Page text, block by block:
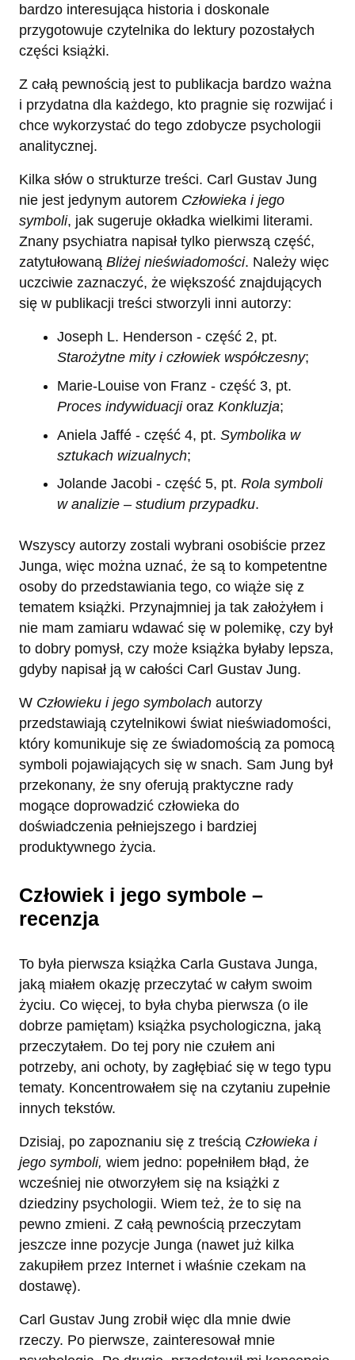
bardzo interesująca historia i doskonale
przygotowuje czytelnika do lektury pozostałych
części książki.
Z całą pewnością jest to publikacja bardzo ważna
i przydatna dla każdego, kto pragnie się rozwijać i
chce wykorzystać do tego zdobycze psychologii
analitycznej.
Kilka słów o strukturze treści. Carl Gustav Jung
nie jest jedynym autorem Człowieka i jego
symboli, jak sugeruje okładka wielkimi literami.
Znany psychiatra napisał tylko pierwszą część,
zatytułowaną Bliżej nieświadomości. Należy więc
uczciwie zaznaczyć, że większość znajdujących
się w publikacji treści stworzyli inni autorzy:
Joseph L. Henderson - część 2, pt.
Starożytne mity i człowiek współczesny;
Marie-Louise von Franz - część 3, pt.
Proces indywiduacjioraz Konkluzja;
Aniela Jaffé - część 4, pt. Symbolika w
sztukach wizualnych;
Jolande Jacobi - część 5, pt. Rola symboli
w analizie – studium przypadku.
Wszyscy autorzy zostali wybrani osobiście przez
Junga, więc można uznać, że są to kompetentne
osoby do przedstawiania tego, co wiąże się z
tematem książki. Przynajmniej ja tak założyłem i
nie mam zamiaru wdawać się w polemikę, czy był
to dobry pomysł, czy może książka byłaby lepsza,
gdyby napisał ją w całości Carl Gustav Jung.
W Człowieku i jego symbolach autorzy
przedstawiają czytelnikowi świat nieświadomości,
który komunikuje się ze świadomością za pomocą
symboli pojawiających się w snach. Sam Jung był
przekonany, że sny oferują praktyczne rady
mogące doprowadzić człowieka do
doświadczenia pełniejszego i bardziej
produktywnego życia.
Człowiek i jego symbole –
recenzja
To była pierwsza książka Carla Gustava Junga,
jaką miałem okazję przeczytać w całym swoim
życiu. Co więcej, to była chyba pierwsza (o ile
dobrze pamiętam) książka psychologiczna, jaką
przeczytałem. Do tej pory nie czułem ani
potrzeby, ani ochoty, by zagłębiać się w tego typu
tematy. Koncentrowałem się na czytaniu zupełnie
innych tekstów.
Dzisiaj, po zapoznaniu się z treścią Człowieka i
jego symboli, wiem jedno: popełniłem błąd, że
wcześniej nie otworzyłem się na książki z
dziedziny psychologii. Wiem też, że to się na
pewno zmieni. Z całą pewnością przeczytam
jeszcze inne pozycje Junga (nawet już kilka
zakupiłem przez Internet i właśnie czekam na
dostawę).
Carl Gustav Jung zrobił więc dla mnie dwie
rzeczy. Po pierwsze, zainteresował mnie